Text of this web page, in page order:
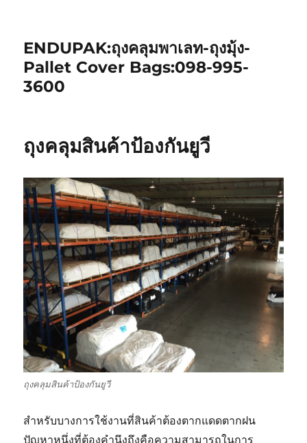
ENDUPAK:ถุงคลุมพาเลท-ถุงมุ้ง-
Pallet Cover Bags:098-995-
3600
ถุงคลุมสินค้าป้องกันยูวี
ถุงคลุมสินค้าป้องกันยูวี
สำหรับบางการใช้งานที่สินค้าต้องตากแดดตากฝน
ปัญหาหนึ่งที่ต้องคำนึงถึงคือความสามารถในการ